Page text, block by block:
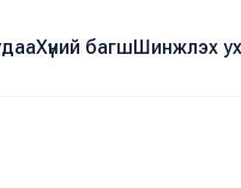
Хүний багшШинжлэх